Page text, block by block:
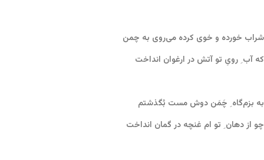
شراب خورده و خوی کرده می‌روی به چمن
که آب ِ رویِ تو آتش در ارغوان انداخت
به بزم‌گاه ِ چَمَن دوش مست بُگذشتم
چو از دهان ِ تو ‌ام غنچه در گمان انداخت